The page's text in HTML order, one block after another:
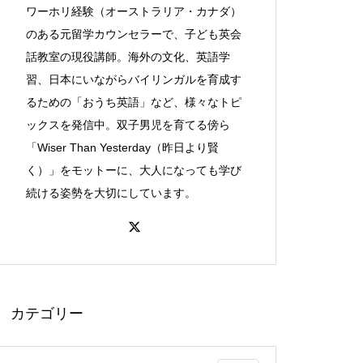
ワーホリ経験（オーストラリア・カナダ）
のある元留学カウンセラーで、子ども英会
話教室の現役講師。海外の文化、英語学
習、日本にいながらバイリンガルを育成す
るための「おうち英語」など、様々なトピ
ックスを発信中。双子男児を育てる傍ら
「Wiser Than Yesterday（昨日より賢
く）」をモットーに、大人になっても学び
続ける姿勢を大切にしています。
カテゴリー